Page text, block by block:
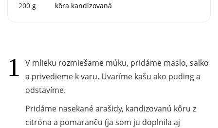
200 g kôra kandizovaná
V mlieku rozmiešame múku, pridáme maslo, salko
a privedieme k varu. Uvaríme kašu ako puding a
odstavíme.
Pridáme nasekané arašidy, kandizovanú kôru z
citróna a pomaranču (ja som ju doplnila aj